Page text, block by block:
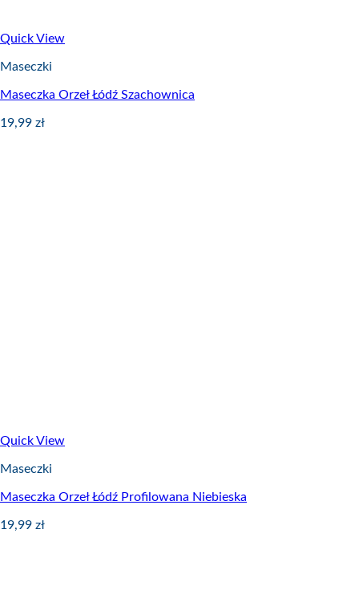
Quick View
Maseczki
Maseczka Orzeł Łódź Szachownica
19,99 zł
Quick View
Maseczki
Maseczka Orzeł Łódź Profilowana Niebieska
19,99 zł